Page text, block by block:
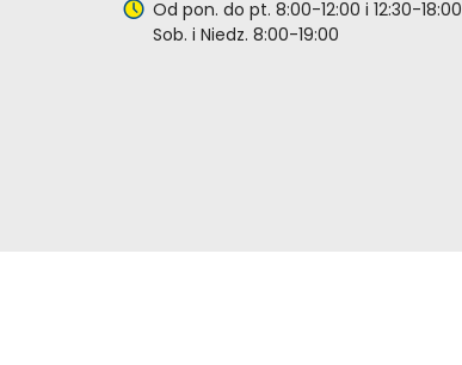
Od pon. do pt. 8:00-12:00 i 12:30-18:00
Sob. i Niedz. 8:00-19:00